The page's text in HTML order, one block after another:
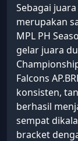
Sebagai juara
merupakan
MPL PH
gelar juara
Falcons
konsisten,
berhasil
sempat
bracket